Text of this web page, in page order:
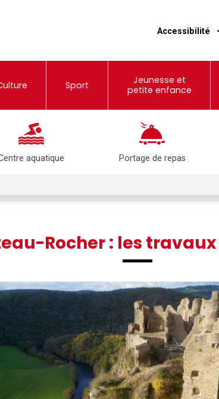
Accessibilité
Sport
Jeunesse et
petite enfance
aquatique Portage de repas
Rocher : les